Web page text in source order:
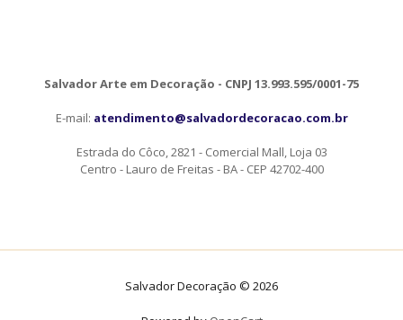
Salvador Arte em Decoração - CNPJ 13.993.595/0001-75
E-mail: atendimento@salvadordecoracao.com.br
Estrada do Côco, 2821 - Comercial Mall, Loja 03
Centro - Lauro de Freitas - BA - CEP 42702-400
Salvador Decoração © 2026